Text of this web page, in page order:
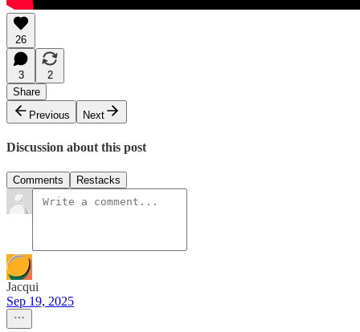
26
3
2
Share
Previous
Next
Discussion about this post
Comments Restacks
Jacqui
Sep 19, 2025